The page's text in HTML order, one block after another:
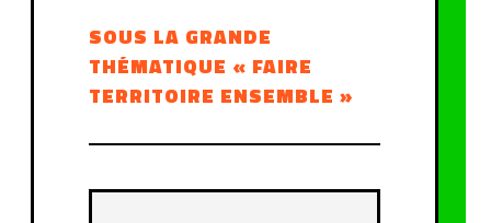
SOUS LA GRANDE
THÉMATIQUE « FAIRE
TERRITOIRE ENSEMBLE »